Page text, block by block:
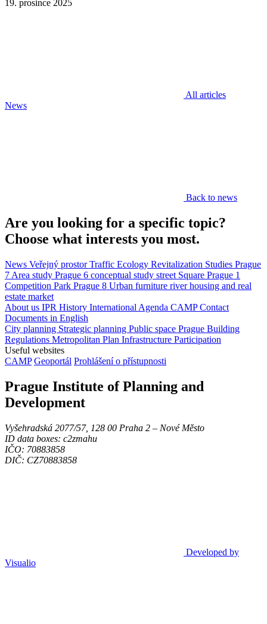
19. prosince 2025
All articles
News
Back to news
Are you looking for a specific topic?
Choose what interests you most.
News Veřejný prostorTraffic Ecology Revitalization Studies Prague
7 Area study Prague 6 conceptual study street Square Prague 1
Competition Park Prague 8 Urban furniture riverhousing and real
estate market
About us IPR History International Agenda CAMPContact
Documents in English
City planning Strategic planning Public space Prague Building
Regulations Metropolitan Plan Infrastructure Participation
Useful websites
CAMP Geoportál Prohlášení o přístupnosti
Prague Institute of Planning and
Development
Vyšehradská 2077/57, 128 00 Praha 2 ‒ Nové Město
ID data boxes: c2zmahu
IČO: 70883858
DIČ: CZ70883858
Developed by
Visualio